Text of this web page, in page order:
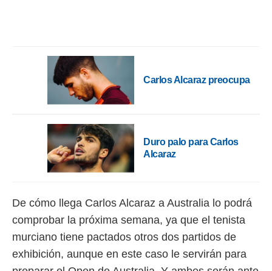
Carlos Alcaraz preocupa
Duro palo para Carlos
Alcaraz
De cómo llega Carlos Alcaraz a Australia lo podrá
comprobar la próxima semana, ya que el tenista
murciano tiene pactados otros dos partidos de
exhibición, aunque en este caso le servirán para